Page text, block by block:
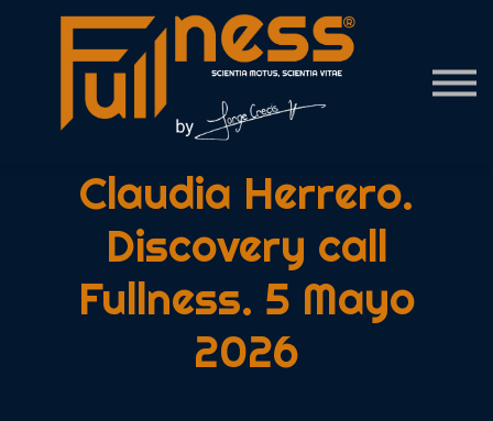
Contact Us
About us
Sign in
Claudia Herrero.
Discovery call
Fullness. 5 Mayo
2026